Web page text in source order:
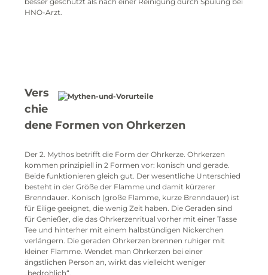
HNO-Arzt.
Vers
chie
dene Formen von Ohrkerzen
Der 2. Mythos betrifft die Form der Ohrkerze. Ohrkerzen
kommen prinzipiell in 2 Formen vor: konisch und gerade.
Beide funktionieren gleich gut. Der wesentliche Unterschied
besteht in der Größe der Flamme und damit kürzerer
Brenndauer. Konisch (große Flamme, kurze Brenndauer) ist
für Eilige geeignet, die wenig Zeit haben. Die Geraden sind
für Genießer, die das Ohrkerzenritual vorher mit einer Tasse
Tee und hinterher mit einem halbstündigen Nickerchen
verlängern. Die geraden Ohrkerzen brennen ruhiger mit
kleiner Flamme. Wendet man Ohrkerzen bei einer
ängstlichen Person an, wirkt das vielleicht weniger
„bedrohlich“.